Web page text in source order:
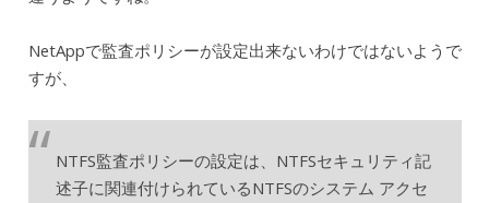
NetAppで監査ポリシーが設定出来ないわけではないようで
すが、
NTFS監査ポリシーの設定は、NTFSセキュリティ記
述子に関連付けられているNTFSのシステム アクセ